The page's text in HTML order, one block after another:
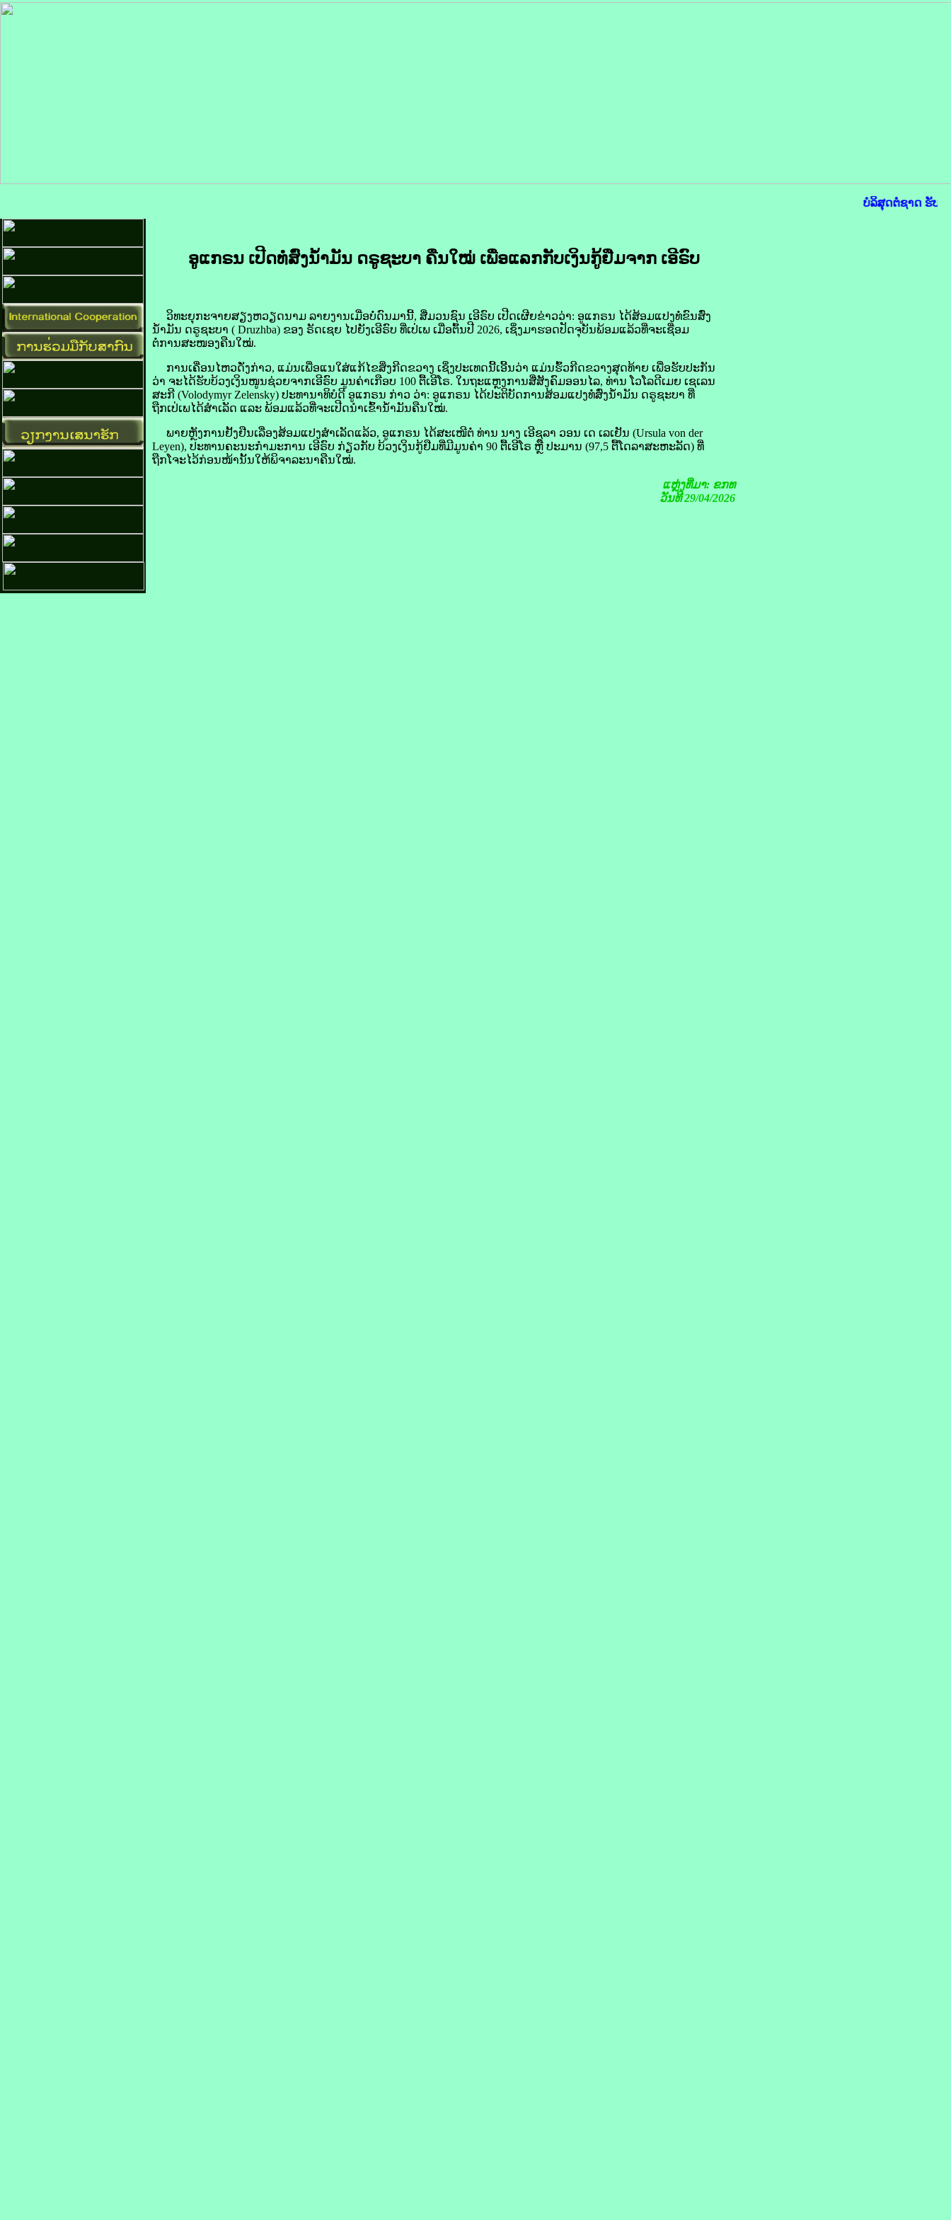
ບໍລິສຸດຕໍ່ຊາດ ຮັບໃ
ອູ​ແກຣນ ເປີດ​ທໍ່​ສົ່ງ​ນ້ຳມັນ ດຣູ​ຊະບາ ຄືນໃໝ່ ເພື່ອ​ແລກ​ກັບ​ເງິນ​ກູ້​ຢືມຈາກ ເອີ​ຣົບ
​ວິທະຍຸ​ກະຈາຍສຽງຫວຽດນາມ ລາຍ​ງານ​ເມື່ອ​ບໍ່​ດົນ​ມາ​ນີ້, ສື່​ມວນ​ຊົນ ເອີ​ຣົບ ເປີດເຜີຍ​ຂ່າວ​ວ່າ: ອູ​ແກຣນ ໄດ້​ສ້ອມແປງ​ທໍ່​ຂົນສົ່ງ​
ນ້ຳມັນ ດຣູ​ຊະບາ ( Druzhba) ຂອງ ຣັດ​ເຊຍ ໄປ​ຍັງ​ເອີ​ຣົບ ທີ່​ເປ່​ເພ ເມື່ອ​ຕົ້ນ​ປີ 2026, ເຊິ່ງມາຮອດປັດຈຸບັນພ້ອມ​ແລ້ວ​ທີ່​ຈະ​ເຊື່ອມ​
ຕໍ່​ການ​ສະໜອງ​ຄືນໃໝ່.
ການເຄື່ອນໄຫວ​ດັ່ງກ່າວ, ແມ່ນ​ເພື່ອ​ແນໃສ່​ແກ້​ໄຂ​ສິ່ງ​ກີດຂວາງ ​ເຊິ່ງ​ປະເທດ​ນີ້​ເອີ້ນ​ວ່າ ແມ່ນ​ຮົ້ວ​ກີດຂວາງ​ສຸດ​ທ້າຍ ເພື່ອ​ຮັບປະກັນ​
ວ່າ ຈະ​ໄດ້​ຮັບ​ບ້ວງ​ເງິນ​ໜູນ​ຊ່ວຍ​ຈາກ​ເອີ​ຣົບ ມູນ​ຄ່າ​ເກືອບ 100 ຕື້​ເອີ​ໂຣ. ໃນ​ຖະແຫຼງການສື່​ສັງຄົມ​ອອນ​ໄລ, ທ່ານ ໂວ​ໂລ​ດີ​ເມຍ ເຊ​ເລນ​
ສະ​ກີ (Volodymyr Zelensky) ປະທານາທິບໍດີ ອູ​ແກຣນ ກ່າວ ວ່າ: ອູ​ແກຣນ ໄດ້​ປະຕິບັດ​ການ​ສ້ອມແປງ​ທໍ່​ສົ່ງ​ນ້ຳມັນ ດຣູ​ຊະບາ ທີ່​
ຖືກ​ເປ່​ເພ​ໄດ້​ສຳເລັດ ແລະ ພ້ອມ​ແລ້ວທີ່​ຈະ​ເປີດນຳ​ເຂົ້າ​ນໍ້າມັນ​ຄືນໃໝ່.
ພາຍຫຼັງ​ການ​ຢັ້ງຢືນເລື່ອງ​ສ້ອມແປງ​ສຳເລັດ​ແລ້ວ, ອູ​ແກຣນ ໄດ້​ສະເໜີ​ຕໍ່ ທ່ານ ນາງ ເອີ​ຊູ​ລາ ວອນ ເດ ເລ​ເຢັນ (Ursula von der
Leyen), ປະທານ​ຄະນະ​ກຳມະການ ເອີ​ຣົບ ກ່ຽວ​ກັບ ບ້ວງ​ເງິນກູ້​ຢືມ​ທີ່​ມີ​ມູນ​ຄ່າ 90 ຕື້​ເອີ​ໂຣ ຫຼື ປະມານ (97,5 ຕື້​ໂດ​ລາ​ສະຫະລັດ) ທີ່​
ຖືກ​ໂຈະ​ໄວ້​ກ່ອນ​ໜ້າ​ນັ້ນ​ໃຫ້​ພິຈາລະນາ​ຄືນໃໝ່.
ແຫຼ່ງທີ່ມາ: ຂກທ
ວັນທີ 29/04/2026